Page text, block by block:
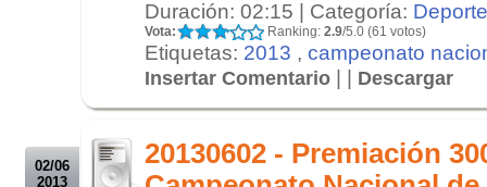
Duración: 02:15 | Categoría:
Vota: Ranking: 2.9/5.0 (61 votos)
Etiquetas: 2013 , campeonato
Insertar Comentario | | Descargar
02/06
2013
20130602 - Premiación